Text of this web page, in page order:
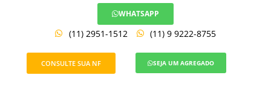
WHATSAPP
(11) 2951-1512 (11) 9 9222-8755
CONSULTE SUA NF SEJA UM AGREGADO